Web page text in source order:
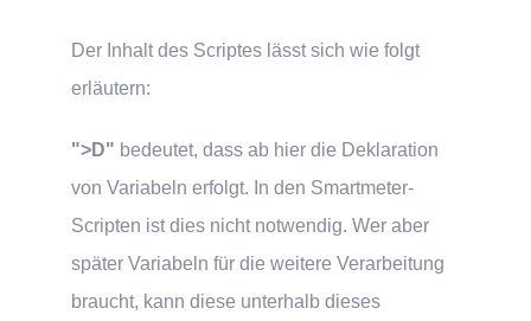
Der Inhalt des Scriptes lässt sich wie folgt
erläutern:
">D" bedeutet, dass ab hier die Deklaration
von Variabeln erfolgt. In den Smartmeter-
Scripten ist dies nicht notwendig. Wer aber
später Variabeln für die weitere Verarbeitung
braucht, kann diese unterhalb dieses